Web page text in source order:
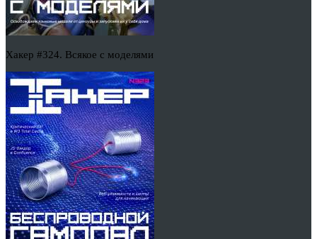
Хакер #324. Всякое с моделями